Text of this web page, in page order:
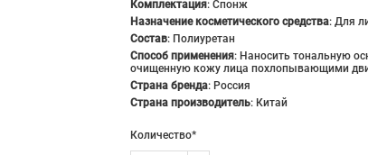
Комплектация: Спонж
Назначение косметического средства: Для
Состав: Полиуретан
Способ применения: Наносить тональную
очищенную кожу лица похлопывающими
Страна бренда: Россия
Страна производитель: Китай
Количество*